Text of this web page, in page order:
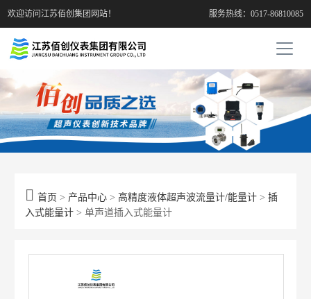
欢迎访问江苏佰创集团网站！ 服务热线：0517-86810085
 首页 > 产品中心 > 高精度液体超声波流量计/能量计 >插
入式能量计 > 单声道插入式能量计